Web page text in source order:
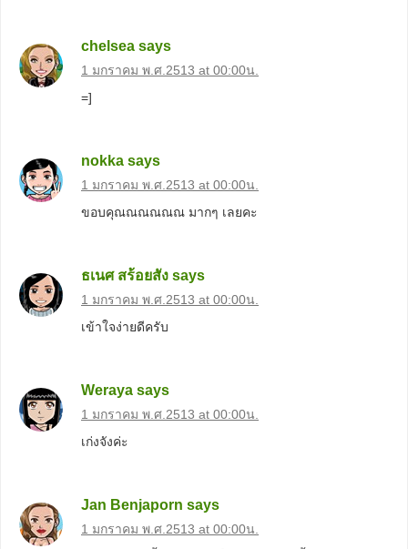
chelsea says
1 มกราคม พ.ศ.2513 at 00:00น.
=]
nokka says
1 มกราคม พ.ศ.2513 at 00:00น.
ขอบคุณณณณณณ มากๆ เลยคะ
ธเนศ สร้อยสัง says
1 มกราคม พ.ศ.2513 at 00:00น.
เข้าใจง่ายดีครับ
Weraya says
1 มกราคม พ.ศ.2513 at 00:00น.
เก่งจังค่ะ
Jan Benjaporn says
1 มกราคม พ.ศ.2513 at 00:00น.